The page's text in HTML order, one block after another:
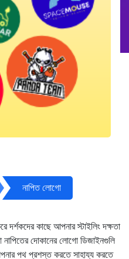
নাপিত লোগো
কাছে আপনার স্টাইলিং দক্ষতা
নাপিতের দোকানের লোগো ডিজাইনগুলি
পথ প্রশস্ত করতে সাহায্য করতে